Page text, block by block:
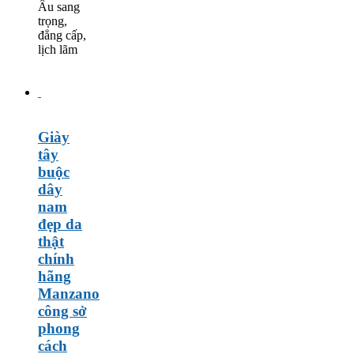
Âu sang
trọng,
đẳng cấp,
lịch lãm
Giày
tây
buộc
dây
nam
đẹp da
thật
chính
hãng
Manzano
công sở
phong
cách